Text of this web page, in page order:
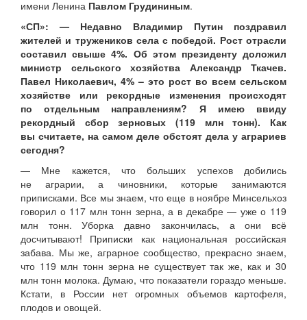
имени Ленина Павлом Грудининым.
«СП»: — Недавно Владимир Путин поздравил
жителей и тружеников села с победой. Рост отрасли
составил свыше 4%. Об этом президенту доложил
министр сельского хозяйства Александр Ткачев.
Павел Николаевич, 4% – это рост во всем сельском
хозяйстве или рекордные изменения происходят
по отдельным направлениям? Я имею ввиду
рекордный сбор зерновых (119 млн тонн). Как
вы считаете, на самом деле обстоят дела у аграриев
сегодня?
— Мне кажется, что больших успехов добились
не аграрии, а чиновники, которые занимаются
приписками. Все мы знаем, что еще в ноябре Минсельхоз
говорил о 117 млн тонн зерна, а в декабре — уже о 119
млн тонн. Уборка давно закончилась, а они всё
досчитывают! Приписки как национальная российская
забава. Мы же, аграрное сообщество, прекрасно знаем,
что 119 млн тонн зерна не существует так же, как и 30
млн тонн молока. Думаю, что показатели гораздо меньше.
Кстати, в России нет огромных объемов картофеля,
плодов и овощей.